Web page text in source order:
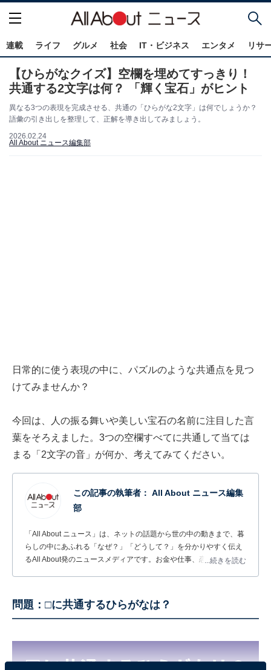
連載 ライフ グルメ 社会 IT・ビジネス エンタメ リサ
【ひらがなクイズ】空欄を埋めてすっきり！
共通する2文字は何？ 「輝く宝石」がヒント
異なる3つの表現を完成させる、共通の「ひらがな2文字」は何でしょうか？
語彙の引き出しを整理して、正解を導き出してみましょう。
2026.02.24
All About ニュース編集部
日常的に使う表現の中に、パズルのような共通点を見つ
けてみませんか？
今回は、人の振る舞いや美しい宝石の名前に注目した言
葉をそろえました。3つの空欄すべてに共通して当ては
まる「2文字の音」が何か、考えてみてください。
この記事の執筆者： All About ニュース編集
部
「All About ニュース」は、ネットの話題から世の中の動きまで、暮
らしの中にあふれる「なぜ？」「どうして？」を分かりやすく伝え
るAll About発のニュースメディアです。お金や仕事、恋愛、ITに関
...続きを読む
問題：□に共通するひらがなは？